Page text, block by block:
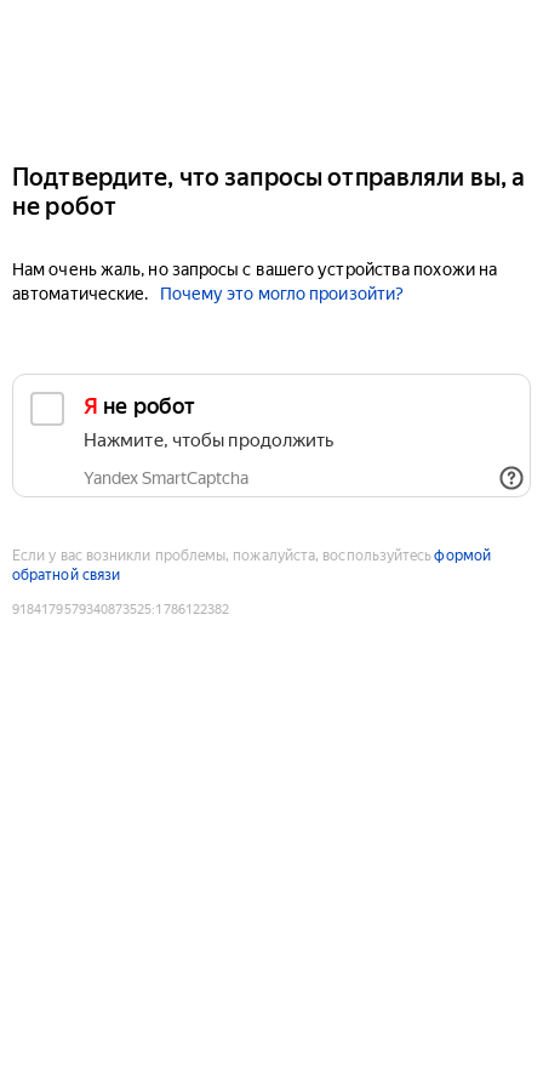
Подтвердите, что запросы отправляли вы, а
не робот
Нам очень жаль, но запросы с вашего устройства похожи на
автоматические.
Почему это могло произойти?
Я не робот
Нажмите, чтобы продолжить
Yandex SmartCaptcha
Если у вас возникли проблемы, пожалуйста, воспользуйтесьформой
обратной связи
9184179579340873525:1786122382